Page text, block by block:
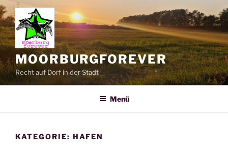
Zum
Inhalt
springen
MOORBURGFOREVER
Recht auf Dorf in der Stadt
Menü
KATEGORIE: HAFEN